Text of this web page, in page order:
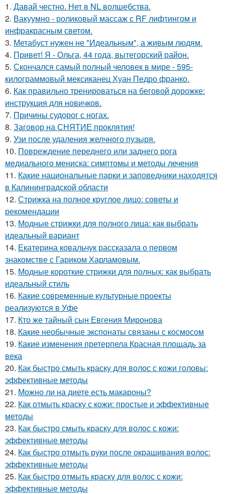
1. Давай честно. Нет в NL волшебства.
2. Вакуумно - роликовый массаж с RF лифтингом и
инфракрасным светом.
3. Метабуст нужен не "Идеальным", а живым людям.
4. Привет! Я - Ольга, 44 года, вытегорский район.
5. Скончался самый полный человек в мире - 595-
килограммовый мексиканец Хуан Педро франко.
6. Как правильно тренироваться на беговой дорожке:
инструкция для новичков.
7. Причины судорог с ногах.
8. Заговор на СНЯТИЕ проклятия!
9. Узи после удаления желчного пузыря.
10. Повреждение переднего или заднего рога
медиального мениска: симптомы и методы лечения
11. Какие национальные парки и заповедники находятся
в Калининградской области
12. Стрижка на полное круглое лицо: советы и
рекомендации
13. Модные стрижки для полного лица: как выбрать
идеальный вариант
14. Екатерина ковальчук рассказала о первом
знакомстве с Гариком Харламовым.
15. Модные короткие стрижки для полных: как выбрать
идеальный стиль
16. Какие современные культурные проекты
реализуются в Уфе
17. Кто же тайный сын Евгения Миронова
18. Какие необычные экспонаты связаны с космосом
19. Какие изменения претерпела Красная площадь за
века
20. Как быстро смыть краску для волос с кожи головы:
эффективные методы
21. Можно ли на диете есть макароны?
22. Как отмыть краску с кожи: простые и эффективные
методы
23. Как быстро смыть краску для волос с кожи:
эффективные методы
24. Как быстро отмыть руки после окрашивания волос:
эффективные методы
25. Как быстро отмыть краску для волос с кожи:
эффективные методы